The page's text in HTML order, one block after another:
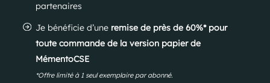
partenaires
Je bénéficie d’une remise de près de 60%* pour
toute commande de la version papier de
MémentoCSE
*Offre limité à 1 seul exemplaire par abonné.